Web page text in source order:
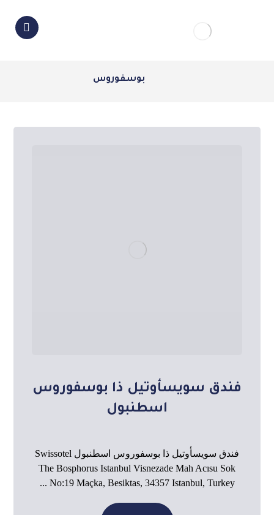
بوسفوروس
فندق سويسأوتيل ذا بوسفوروس
اسطنبول
فندق سويسأوتيل ذا بوسفوروس اسطنبول Swissotel
The Bosphorus Istanbul Visnezade Mah Acısu Sok
No:19 Maçka, Besiktas, 34357 Istanbul, Turkey ...